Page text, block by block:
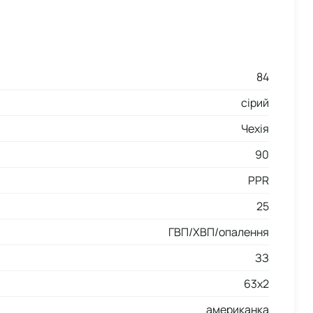
84
сірий
Чехія
90
PPR
25
ГВП/ХВП/опалення
ЗЗ
63x2
американка